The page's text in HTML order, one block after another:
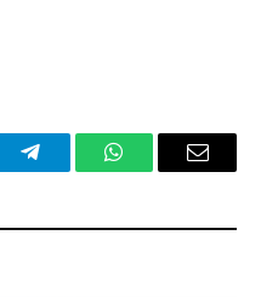
TelegramWhatsAppEmail